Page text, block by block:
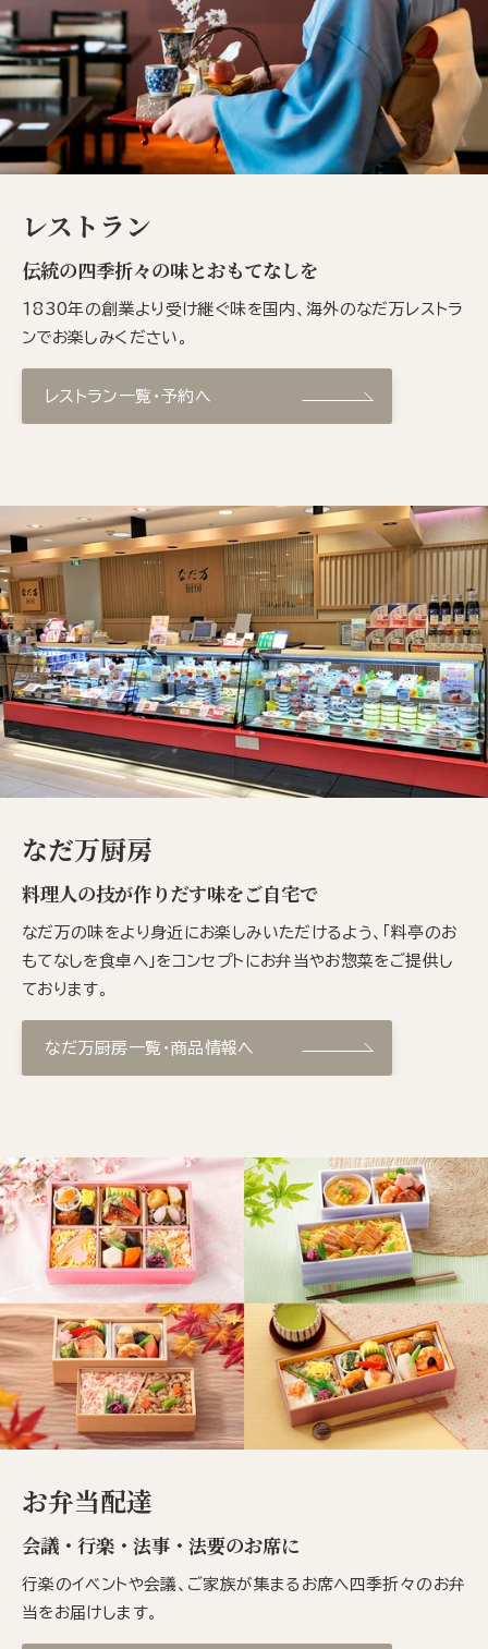
レストラン
伝統の四季折々の味とおもてなしを
1830年の創業より受け継ぐ味を国内、海外のなだ万レストラ
ンでお楽しみください。
レストラン一覧・予約へ
なだ万厨房
料理人の技が作りだす味をご自宅で
なだ万の味をより身近にお楽しみいただけるよう、「料亭のお
もてなしを食卓へ」をコンセプトにお弁当やお惣菜をご提供し
ております。
なだ万厨房一覧・商品情報へ
お弁当配達
会議・行楽・法事・法要のお席に
行楽のイベントや会議、ご家族が集まるお席へ四季折々のお弁
当をお届けします。